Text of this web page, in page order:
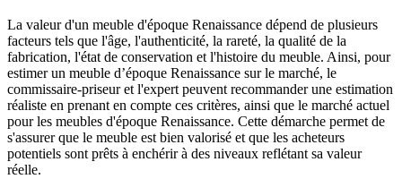
La valeur d'un meuble d'époque Renaissance dépend de plusieurs
facteurs tels que l'âge, l'authenticité, la rareté, la qualité de la
fabrication, l'état de conservation et l'histoire du meuble. Ainsi, pour
estimer un meuble d’époque Renaissance sur le marché, le
commissaire-priseur et l'expert peuvent recommander une estimation
réaliste en prenant en compte ces critères, ainsi que le marché actuel
pour les meubles d'époque Renaissance. Cette démarche permet de
s'assurer que le meuble est bien valorisé et que les acheteurs
potentiels sont prêts à enchérir à des niveaux reflétant sa valeur
réelle.